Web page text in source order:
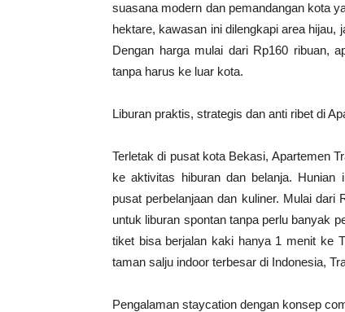
suasana modern dan pemandangan kota
hektare, kawasan ini dilengkapi area hijau,
Dengan harga mulai dari Rp160 ribuan,
tanpa harus ke luar kota.
Liburan praktis, strategis dan anti ribet di
Terletak di pusat kota Bekasi, Apartemen
ke aktivitas hiburan dan belanja. Hunian
pusat perbelanjaan dan kuliner. Mulai
untuk liburan spontan tanpa perlu banyak
tiket bisa berjalan kaki hanya 1 menit ke
taman salju indoor terbesar di Indonesia,
Pengalaman staycation dengan konsep